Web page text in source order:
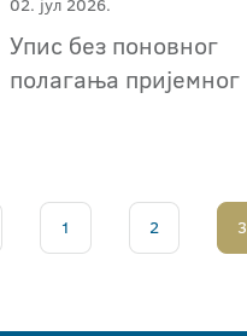
02. јул 2026.
Упис без поновног
полагања пријемног
1 2 3